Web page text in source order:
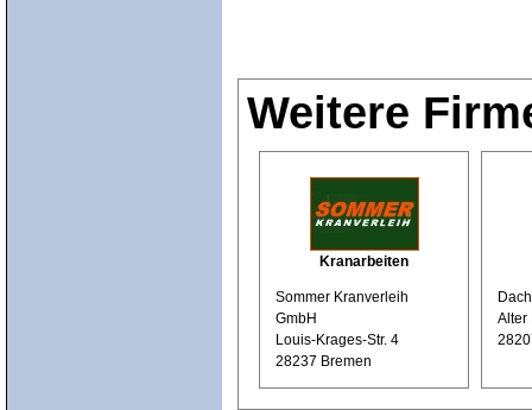
Weitere
Kranarbeiten
Sommer Kranverleih
GmbH
Louis-Krages-Str. 4
28237 Bremen
Alter